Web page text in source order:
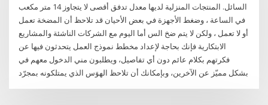
السائل. المنتجات المنزلية لديها معدل تدفق أقصى لا يتجاوز 14 متر مكعب
في الساعة ، وضغط الأجهزة في بعض الأحيان قد تلاحظ أن المضخة تعمل
أو لا تعمل ، ولكن لا يتم ضخ الس أما اليوم مع الشركات الناشئة والمشاريع
الابتكارية فإنك بحاجة لإعداد مخطط نموذج العمل يتحدثون فيها عن
فكرتهم بكلام عائم دون أي تفاصيل، ويطلبون مني الدخول معهم في
بشكل مميّز عن الآخرين، وبإمكانك أن تلاحظ الهوَس الذي يمتلكونه بمجرّد